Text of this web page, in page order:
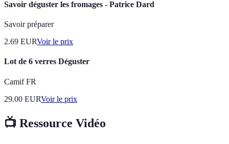
Savoir déguster les fromages - Patrice Dard
Savoir préparer
2.69 EURVoir le prix
Lot de 6 verres Déguster
Camif FR
29.00 EURVoir le prix
📺 Ressource Vidéo